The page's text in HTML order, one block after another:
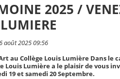
2025 /
août 2025 09:56
au Collège Louis Lumière Dans le
Louis Lumière a le plaisir de vous
19 et samedi 20 Septembre.